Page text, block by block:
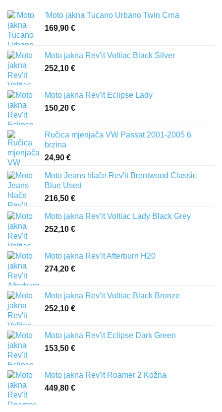
'Moto jakna Tucano Urbano Twin Crna
169,90 €
Moto jakna Rev'it Voltiac Black Silver
252,10 €
Moto jakna Rev'it Eclipse Lady
150,20 €
Ručica mjenjača VW Passat 2001-2005 6
brzina
24,90 €
Moto Jeans hlače Rev'it Brentwood Classic
Blue Used
216,50 €
Moto jakna Rev'it Voltiac Lady Black Grey
252,10 €
Moto jakna Rev'it Afterburn H20
274,20 €
Moto jakna Rev'it Voltiac Black Bronze
252,10 €
Moto jakna Rev'it Eclipse Dark Green
153,50 €
Moto jakna Rev'it Roamer 2 Kožna
449,80 €